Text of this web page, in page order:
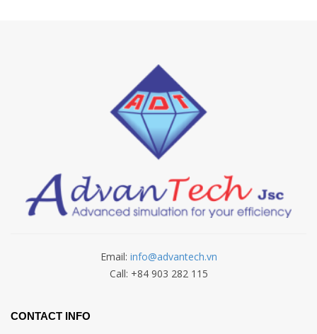
Email: info@advantech.vn
Call: +84 903 282 115
CONTACT INFO